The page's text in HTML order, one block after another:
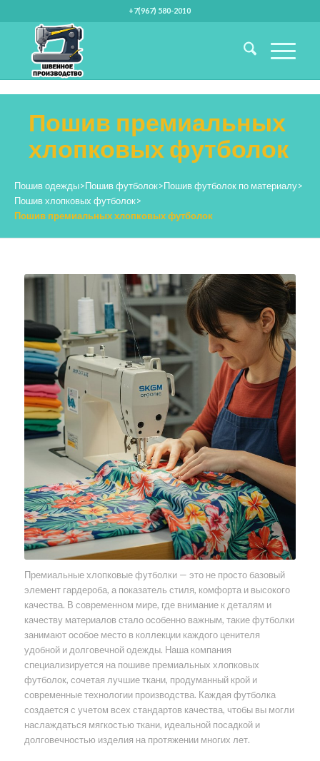
+7(967) 580-2010
Пошив премиальных
хлопковых футболок
Пошив одежды>Пошив футболок>Пошив футболок по материалу>
Пошив хлопковых футболок>
Пошив премиальных хлопковых футболок
Премиальные хлопковые футболки — это не просто базовый
элемент гардероба, а показатель стиля, комфорта и высокого
качества. В современном мире, где внимание к деталям и
качеству материалов стало особенно важным, такие футболки
занимают особое место в коллекции каждого ценителя
удобной и долговечной одежды. Наша компания
специализируется на пошиве премиальных хлопковых
футболок, сочетая лучшие ткани, продуманный крой и
современные технологии производства. Каждая футболка
создается с учетом всех стандартов качества, чтобы вы могли
наслаждаться мягкостью ткани, идеальной посадкой и
долговечностью изделия на протяжении многих лет.